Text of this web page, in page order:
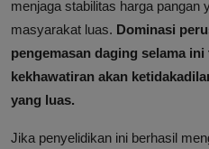
menjaga stabilitas harga pangan
masyarakat luas. Dominasi
pengemasan daging selama
kekhawatiran akan
yang luas.
Jika penyelidikan ini berhasil